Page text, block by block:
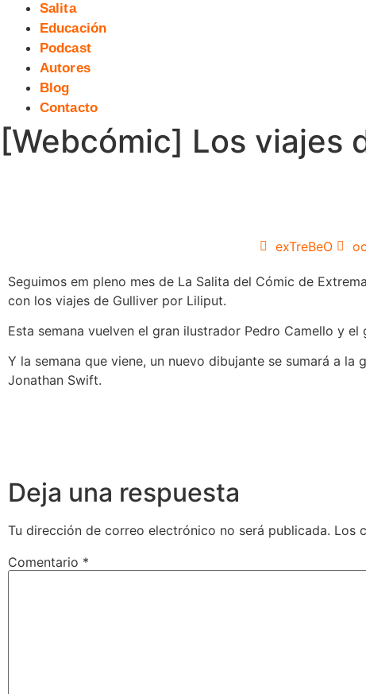
Salita
Educación
Podcast
Autores
Blog
Contacto
[Webcómic] Los viajes
exTreBeO
Seguimos em pleno mes de La Salita del Cómic de
con los viajes de Gulliver por Liliput.
Esta semana vuelven el gran ilustrador Pedro Camello y
Y la semana que viene, un nuevo dibujante se sumará a
Jonathan Swift.
Deja una respuesta
Tu dirección de correo electrónico no será publicada. Los
Comentario *